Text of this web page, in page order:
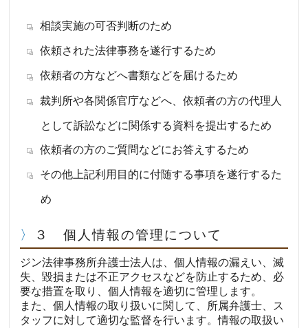
相談実施の可否判断のため
依頼された法律事務を遂行するため
依頼者の方などへ書類などを届けるため
裁判所や各関係官庁などへ、依頼者の方の代理人
として訴訟などに関係する資料を提出するため
依頼者の方のご質問などにお答えするため
その他上記利用目的に付随する事項を遂行するた
め
３ 個人情報の管理について
ジン法律事務所弁護士法人は、個人情報の漏えい、滅
失、毀損または不正アクセスなどを防止するため、必
要な措置を取り、個人情報を適切に管理します。
また、個人情報の取り扱いに関して、所属弁護士、ス
タッフに対して適切な監督を行います。情報の取扱い